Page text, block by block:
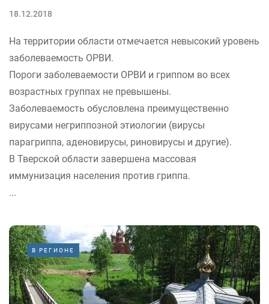
18.12.2018
На территории области отмечается невысокий уровень
заболеваемость ОРВИ.
Пороги заболеваемости ОРВИ и гриппом во всех
возрастных группах не превышены.
Заболеваемость обусловлена преимущественно
вирусами негриппозной этиологии (вирусы
парагриппа, аденовирусы, риновирусы и другие).
В Тверской области завершена массовая
иммунизация населения против гриппа.
...
В РЕГИОНЕ